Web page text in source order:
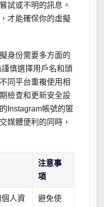
試或不明的訊息。
才能確保你的虛擬
身份需要多方面的
慎選擇用戶名和頭
同平台重複使用相
檢查和更新安全設
Instagram帳號的匿
媒體便利的同時，
注意事
項
人資
避免使